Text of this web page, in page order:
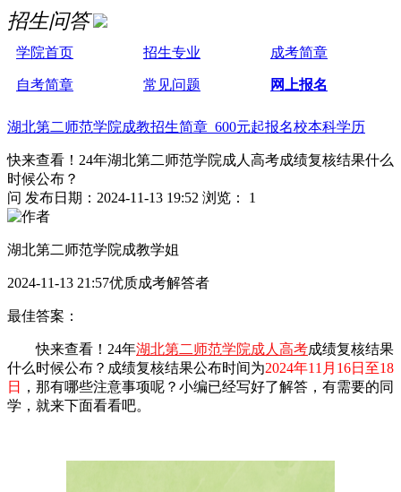
招生问答
学院首页 招生专业 成考简章
自考简章 常见问题 网上报名
湖北第二师范学院成教招生简章 600元起报名校本科学历
快来查看！24年湖北第二师范学院成人高考成绩复核结果什么
时候公布？
问 发布日期：2024-11-13 19:52 浏览： 1
湖北第二师范学院成教学姐
2024-11-13 21:57优质成考解答者
最佳答案：
快来查看！24年湖北第二师范学院成人高考成绩复核结果
什么时候公布？成绩复核结果公布时间为2024年11月16日至18
日
，那有哪些注意事项呢？小编已经写好了解答，有需要的同
学，就来下面看看吧。